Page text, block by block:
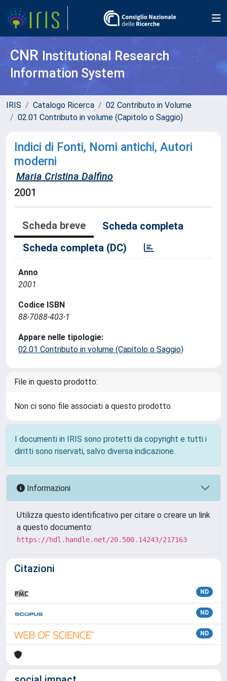
CNR Institutional Research
Information System
IRIS Catalogo Ricerca
02 Contributo in Volume
02.01 Contributo in volume (Capitolo o Saggio)
Indici di Fonti, Nomi antichi, Autori
moderni
Maria Cristina Dalfino
2001
Scheda breve
Scheda completa
Scheda completa (DC)
Anno
2001
Codice ISBN
88-7088-403-1
Appare nelle tipologie:
02.01 Contributo in volume (Capitolo o Saggio)
File in questo prodotto:
Non ci sono file associati a questo prodotto.
I documenti in IRIS sono protetti da copyright e tutti i
diritti sono riservati, salvo diversa indicazione.
Informazioni
Utilizza questo identificativo per citare o creare un link
a questo documento:
https://hdl.handle.net/20.500.14243/217163
Citazioni
ND
ND
ND